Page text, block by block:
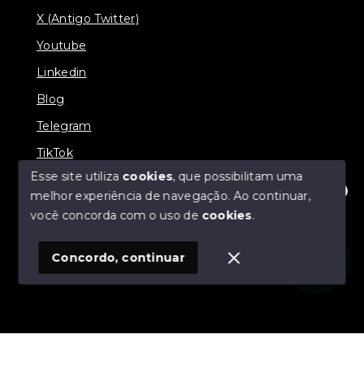
Olá! Estamos disponíveis para te ajudar.
X (Antigo Twitter)
Youtube
Linkedin
Blog
Telegram
TikTok
© Copyright 2026 - Zucotti Imóveis - Todos os direitos
SITE PARA IMOBILIARIA
Esse site utiliza cookies, que possibilitam uma
melhor experiência de navegação.Ao continuar,
você concorda com o uso de cookies.
Concordo, continuar